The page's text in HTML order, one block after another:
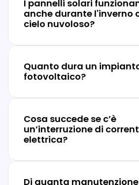
I pannelli solari
anche durante l'inverno
cielo nuvoloso?
Quanto dura un
fotovoltaico?
Cosa succede se c’è
un’interruzione di
elettrica?
Di quanta